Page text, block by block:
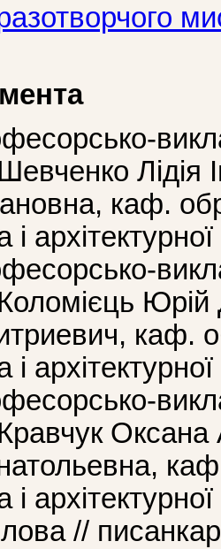
Лідія
каф.
каф.
Оксана
//